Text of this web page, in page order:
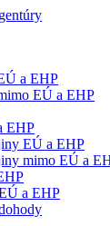
a EHP
EÚ a EHP
EHP
EÚ a EHP
mimo EÚ a
a EHP